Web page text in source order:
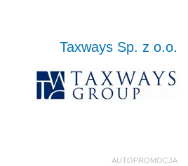
Taxways Sp. z o.o.
AUTOPROMOCJA